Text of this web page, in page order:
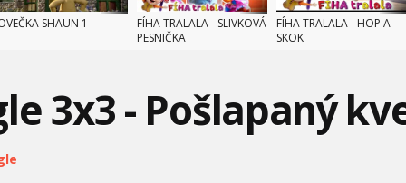
SHAUN 1
FÍHA TRALALA - SLIVKOVÁ
PESNIČKA
FÍHA TRALALA - HOP A
SKOK
POČKAJ ZAJAC #13 -
3x3 - Pošlapaný